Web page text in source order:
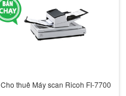
Cho thuê Máy scan Ricoh FI-7700